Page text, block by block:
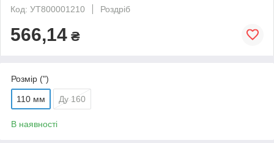
Код: УТ800001210
Роздріб
566,14 ₴
Розмір (")
110 мм Ду 160
В наявності